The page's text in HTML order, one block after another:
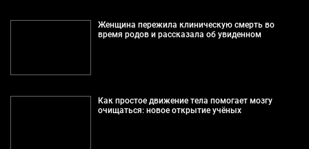
Женщина пережила клиническую смерть во
время родов и рассказала об увиденном
Как простое движение тела помогает мозгу
очищаться: новое открытие учёных